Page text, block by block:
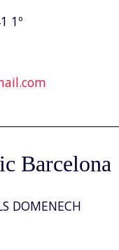
1º
Barcelona
DOMENECH